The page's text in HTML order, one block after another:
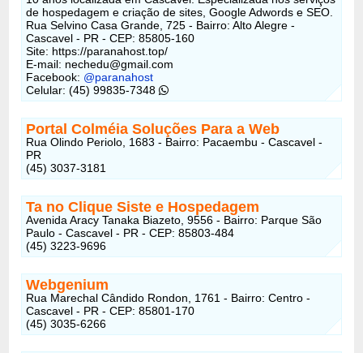
de hospedagem e criação de sites, Google Adwords e SEO.
Rua Selvino Casa Grande, 725 - Bairro: Alto Alegre -
Cascavel - PR - CEP: 85805-160
Site: https://paranahost.top/
E-mail: nechedu@gmail.com
Facebook: @paranahost
Celular: (45) 99835-7348
Portal Colméia Soluções Para a Web
Rua Olindo Periolo, 1683 - Bairro: Pacaembu - Cascavel -
PR
(45) 3037-3181
Ta no Clique Siste e Hospedagem
Avenida Aracy Tanaka Biazeto, 9556 - Bairro: Parque São
Paulo - Cascavel - PR - CEP: 85803-484
(45) 3223-9696
Webgenium
Rua Marechal Cândido Rondon, 1761 - Bairro: Centro -
Cascavel - PR - CEP: 85801-170
(45) 3035-6266